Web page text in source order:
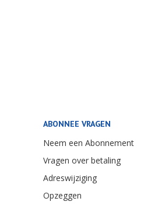
ABONNEE VRAGEN
Neem een Abonnement
Vragen over betaling
Adreswijziging
Opzeggen